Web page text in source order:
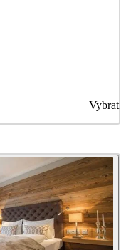
Vybrat